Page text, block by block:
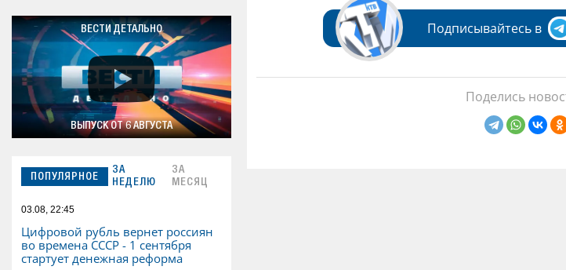
ВЕСТИ ДЕТАЛЬНО
ВЫПУСК ОТ 6 АВГУСТА
ПОПУЛЯРНОЕ
ЗА
НЕДЕЛЮ
ЗА
МЕСЯЦ
03.08, 22:45
Цифровой рубль вернет россиян
во времена СССР - 1 сентября
стартует денежная реформа
Подписывайтесь в
Поделись